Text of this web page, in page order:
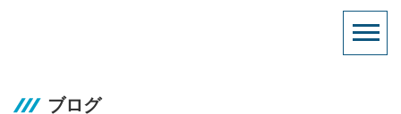
ブログ